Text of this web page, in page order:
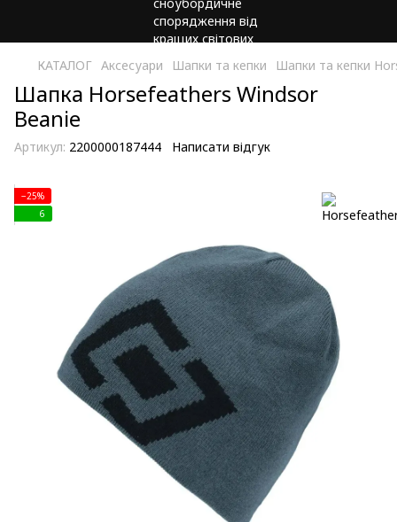
КАТАЛОГ Аксесуари Шапки та кепки Шапки та кепки
Шапка Horsefeathers Windsor
Beanie
Артикул: 2200000187444 Написати відгук
−25%
6